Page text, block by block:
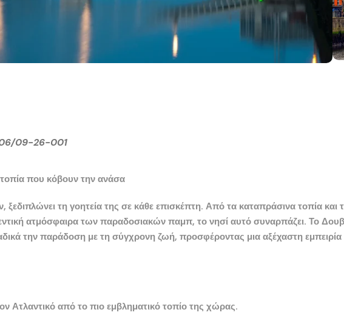
09-26-001
τοπία που κόβουν την ανάσα
τη γοητεία της σε κάθε επισκέπτη. Από τα καταπράσινα τοπία και
ατμόσφαιρα των παραδοσιακών παμπ, το νησί αυτό συναρπάζει. Το
την παράδοση με τη σύγχρονη ζωή, προσφέροντας μια αξέχαστη εμπειρία
Ατλαντικό από το πιο εμβληματικό τοπίο της χώρας.